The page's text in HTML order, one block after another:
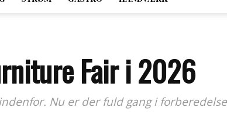
Fair i 2026
Nu er der fuld gang i